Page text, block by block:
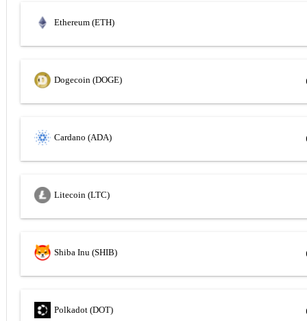
Ethereum (ETH)
Dogecoin (DOGE)
Cardano (ADA)
Litecoin (LTC)
Shiba Inu (SHIB)
Polkadot (DOT)